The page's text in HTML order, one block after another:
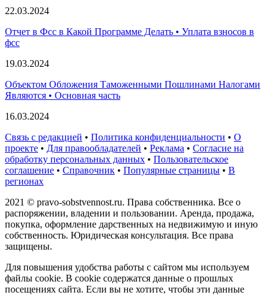
22.03.2024
Отчет в Фсс в Какой Программе Делать • Уплата взносов в
фсс
19.03.2024
Объектом Обложения Таможенными Пошлинами Налогами
Являются • Основная часть
16.03.2024
Связь с редакцией • Политика конфиденциальности • О
проекте • Для правообладателей • Реклама • Согласие на
обработку персональных данных • Пользовательское
соглашение • Справочник • Популярные страницы • В
регионах
2021 © pravo-sobstvennost.ru. Права собственника. Все о
распоряжении, владении и пользовании. Аренда, продажа,
покупка, оформление дарственных на недвижимую и иную
собственность. Юридическая консультация. Все права
защищены.
Для повышения удобства работы с сайтом мы используем
файлы cookie. В cookie содержатся данные о прошлых
посещениях сайта. Если вы не хотите, чтобы эти данные